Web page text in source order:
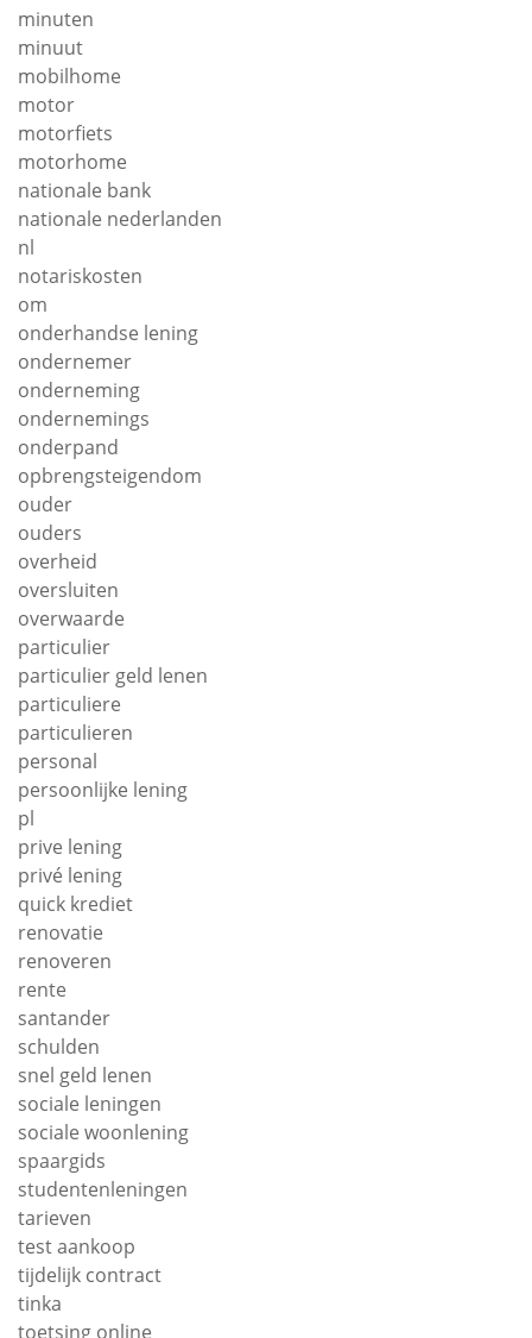
minuten
minuut
mobilhome
motor
motorfiets
motorhome
nationale bank
nationale nederlanden
nl
notariskosten
om
onderhandse lening
ondernemer
onderneming
ondernemings
onderpand
opbrengsteigendom
ouder
ouders
overheid
oversluiten
overwaarde
particulier
particulier geld lenen
particuliere
particulieren
personal
persoonlijke lening
pl
prive lening
privé lening
quick krediet
renovatie
renoveren
rente
santander
schulden
snel geld lenen
sociale leningen
sociale woonlening
spaargids
studentenleningen
tarieven
test aankoop
tijdelijk contract
tinka
toetsing online